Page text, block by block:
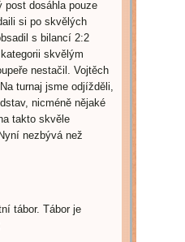
post dosáhla pouze
si po skvělých
s bilancí 2:2
skvělým
nestačil. Vojtěch
turnaj jsme odjížděli,
nicméně nějaké
takto skvěle
nezbývá než
tábor. Tábor je